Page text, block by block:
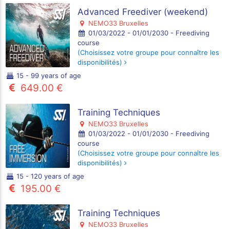
Advanced Freediver (weekend)
NEMO33 Bruxelles
01/03/2022 - 01/01/2030 - Freediving
course
(Choisissez votre groupe pour connaître les
disponibilités)
15 - 99 years of age
649.00 €
Training Techniques
NEMO33 Bruxelles
01/03/2022 - 01/01/2030 - Freediving
course
(Choisissez votre groupe pour connaître les
disponibilités)
15 - 120 years of age
195.00 €
Training Techniques
NEMO33 Bruxelles